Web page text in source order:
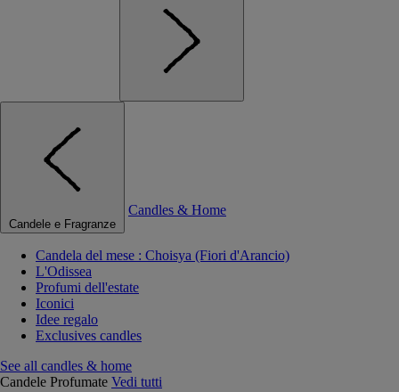
Candele e Fragranze
Candles & Home
Candela del mese : Choisya (Fiori d'Arancio)
L'Odissea
Profumi dell'estate
Iconici
Idee regalo
Exclusives candles
See all candles & home
Candele Profumate Vedi tutti